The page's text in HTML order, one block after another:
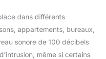
périphériques
fabricants.
façon, vous
votre maison
dans différents
appartements, bureaux,
sonore de 100 décibels
même si certains